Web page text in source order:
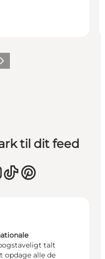
til dit feed
talt
opdage alle de